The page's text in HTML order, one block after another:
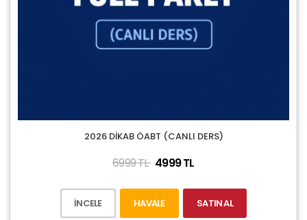
2026 DİKAB ÖABT (CANLI DERS)
6999 TL4999 TL
İNCELE HAVALE SATIN AL